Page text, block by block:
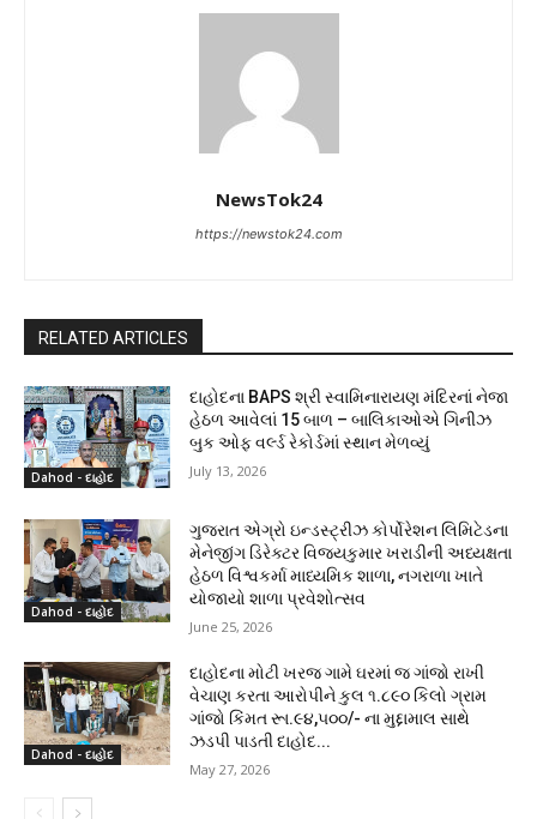
NewsTok24
https://newstok24.com
RELATED ARTICLES
Dahod - દાહોદ
દાહોદના BAPS શ્રી સ્વામિનારાયણ મંદિરનાં નેજા
હેઠળ આવેલાં 15 બાળ – બાલિકાઓએ ગિનીઝ
બુક ઓફ વર્લ્ડ રેકોર્ડમાં સ્થાન મેળવ્યું
July 13, 2026
Dahod - દાહોદ
ગુજરાત એગ્રો ઇન્ડસ્ટ્રીઝ કોર્પોરેશન લિમિટેડના
મેનેજીંગ ડિરેક્ટર વિજયકુમાર ખરાડીની અધ્યક્ષતા
હેઠળ વિશ્વકર્મા માધ્યમિક શાળા, નગરાળા ખાતે
યોજાયો શાળા પ્રવેશોત્સવ
June 25, 2026
Dahod - દાહોદ
દાહોદના મોટી ખરજ ગામે ઘરમાં જ ગાંજો રાખી
વેચાણ કરતા આરોપીને કુલ ૧.૮૯૦ કિલો ગ્રામ
ગાંજો કિંમત રૂા.૯૪,૫૦૦/- ના મુદ્દામાલ સાથે
ઝડપી પાડતી દાહોદ...
May 27, 2026